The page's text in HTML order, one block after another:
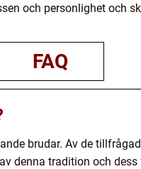
och personlighet och
FAQ
brudar. Av de
denna tradition och